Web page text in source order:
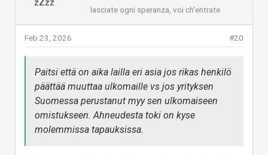
Ouralla ei ollut kymmeniä vuosia aikaa rakentaa
toimia. Maailma on aika paljon nopeampi nykyään.
No sen verran joudun myöntää, että en tiedä, mikä
tuossa todellisuudessa oli ajajana, mutta myymällä
saivat varmaan suuremmat verotulot kerrytettyä. Sen
verran hankala markkina tää on lähettilustalle.
Tulorahoituksella meno ulkomaille olisi ollut
tekemätön paikka Woltille. Sijoittajat ei sijoita, jos ei
ole kasvua tiedossa. Monilla aloittajilla on halua
rakentaa se tuote, mutta tarvitsevat rahoitusta.
lasciate ogni speranza, voi ch'entrate
#20
Feb 23, 2026
Paitsi että on aika lailla eri asia jos rikas henkilö
päättää muuttaa ulkomaille vs jos yrityksen
Suomessa perustanut myy sen ulkomaiseen
omistukseen. Ahneudesta toki on kyse
molemmissa tapauksissa.